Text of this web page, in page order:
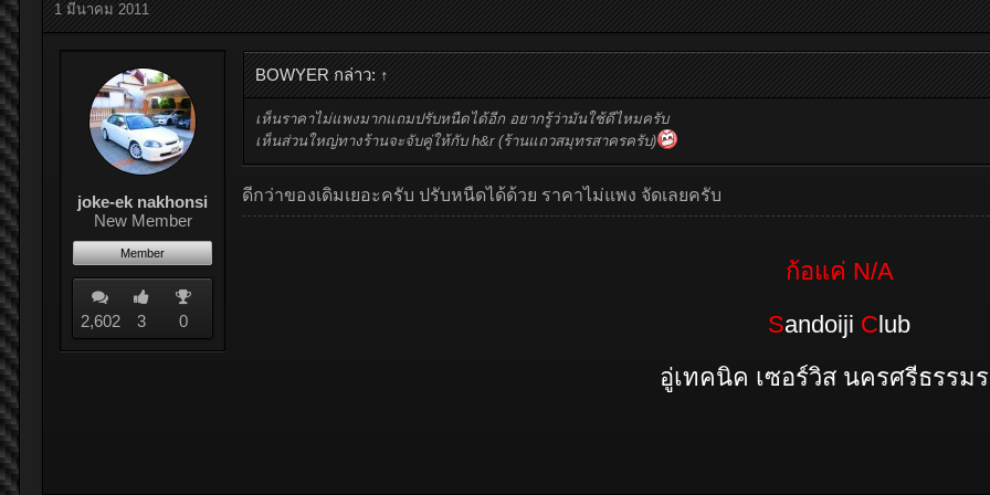
1 มีนาคม 2011
joke-ek nakhonsi
New Member
Member
2,602 3 0
BOWYER กล่าว: ↑
เห็นราคาไม่แพงมากแถมปรับหนืดได้อีก อยากรู้ว่ามันใช้ดีไหมครับ
เห็นส่วนใหญ่ทางร้านจะจับคู่ให้กับ h&r (ร้านแถวสมุทรสาครครับ)
ดีกว่าของเดิมเยอะครับ ปรับหนืดได้ด้วย ราคาไม่แพง จัดเลยครับ
ก้อแค่ N/A
Sandoiji Club
อู่เทคนิค เซอร์วิส นครศรีธรรม